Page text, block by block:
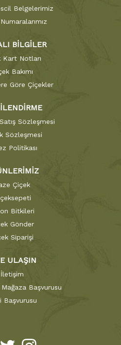
Belgelerimiz
BİLGİLER
Kart Notları
Bakımı
Göre Çiçekler
Sözleşmesi
Sözleşmesi
Politikası
Çiçek
Bitkileri
Gönder
Siparişi
ULAŞIN
İletişim
Başvurusu
Başvurusu